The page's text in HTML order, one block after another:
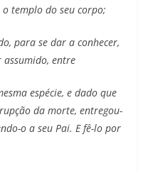
templo do seu corpo;
para se dar a conhecer,
entre
espécie, e dado que
da morte, entregou-
o a seu Pai. E fê-lo por